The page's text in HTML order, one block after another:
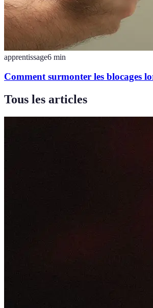
apprentissage6 min
Comment surmonter les blocages
Tous les articles